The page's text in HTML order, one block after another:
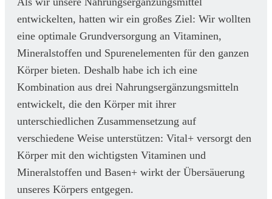
entwickelten, hatten wir ein großes Ziel: Wir wollten
eine optimale Grundversorgung an Vitaminen,
Mineralstoffen und Spurenelementen für den ganzen
Körper bieten. Deshalb habe ich ich eine
Kombination aus drei Nahrungsergänzungsmitteln
entwickelt, die den Körper mit ihrer
unterschiedlichen Zusammensetzung auf
verschiedene Weise unterstützen: Vital+ versorgt den
Körper mit den wichtigsten Vitaminen und
Mineralstoffen und Basen+ wirkt der Übersäuerung
unseres Körpers entgegen.